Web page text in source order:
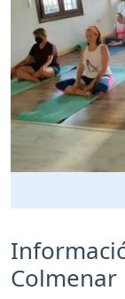
Colmenar